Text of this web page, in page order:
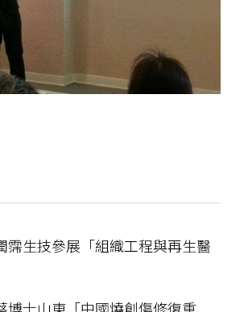
離機
霈生技參展「組織工程與再生醫